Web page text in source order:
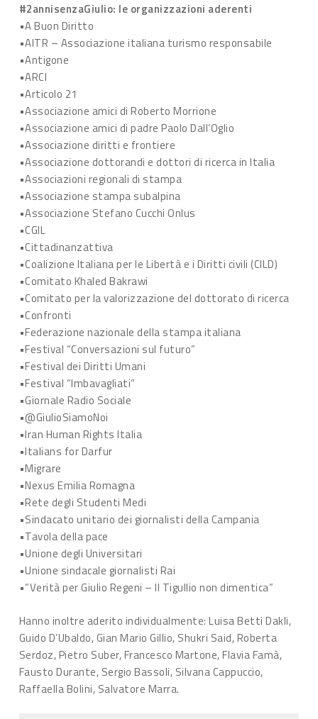
#2annisenzaGiulio: le organizzazioni aderenti
•A Buon Diritto
•AITR – Associazione italiana turismo responsabile
•Antigone
•ARCI
•Articolo 21
•Associazione amici di Roberto Morrione
•Associazione amici di padre Paolo Dall’Oglio
•Associazione diritti e frontiere
•Associazione dottorandi e dottori di ricerca in Italia
•Associazioni regionali di stampa
•Associazione stampa subalpina
•Associazione Stefano Cucchi Onlus
•CGIL
•Cittadinanzattiva
•Coalizione Italiana per le Libertà e i Diritti civili (CILD)
•Comitato Khaled Bakrawi
•Comitato per la valorizzazione del dottorato di ricerca
•Confronti
•Federazione nazionale della stampa italiana
•Festival “Conversazioni sul futuro”
•Festival dei Diritti Umani
•Festival “Imbavagliati”
•Giornale Radio Sociale
•@GiulioSiamoNoi
•Iran Human Rights Italia
•Italians for Darfur
•Migrare
•Nexus Emilia Romagna
•Rete degli Studenti Medi
•Sindacato unitario dei giornalisti della Campania
•Tavola della pace
•Unione degli Universitari
•Unione sindacale giornalisti Rai
•“Verità per Giulio Regeni – Il Tigullio non dimentica”
Hanno inoltre aderito individualmente: Luisa Betti Dakli,
Guido D’Ubaldo, Gian Mario Gillio, Shukri Said, Roberta
Serdoz, Pietro Suber, Francesco Martone, Flavia Famà,
Fausto Durante, Sergio Bassoli, Silvana Cappuccio,
Raffaella Bolini, Salvatore Marra.